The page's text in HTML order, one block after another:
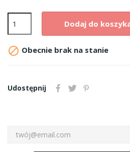
Dodaj do
 Obecnie brak na stanie
Udostępnij